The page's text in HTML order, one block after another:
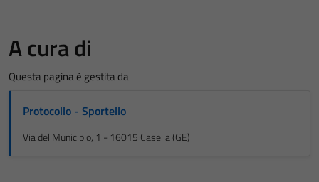
A cura di
Questa pagina è gestita da
Protocollo - Sportello
Via del Municipio, 1 - 16015 Casella (GE)